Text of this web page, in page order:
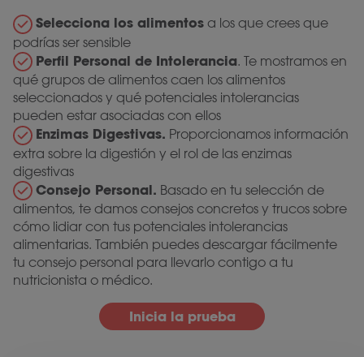
Selecciona los alimentos a los que crees que
podrías ser sensible
Perfil Personal de Intolerancia. Te mostramos en
qué grupos de alimentos caen los alimentos
seleccionados y qué potenciales intolerancias
pueden estar asociadas con ellos
Enzimas Digestivas. Proporcionamos información
extra sobre la digestión y el rol de las enzimas
digestivas
Consejo Personal. Basado en tu selección de
alimentos, te damos consejos concretos y trucos sobre
cómo lidiar con tus potenciales intolerancias
alimentarias. También puedes descargar fácilmente
tu consejo personal para llevarlo contigo a tu
nutricionista o médico.
Inicia la prueba